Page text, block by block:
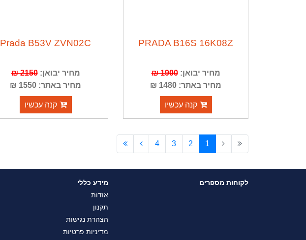
PRADA B16S 16K08Z
מחיר יבואן:1900 ₪
מחיר באתר: 1480 ₪
קנה עכשיו
Prada B53V ZVN02C
מחיר יבואן:2150 ₪
מחיר באתר: 1550 ₪
קנה עכשיו
1
2
3
4
לקוחות מספרים
מידע כללי
אודות
תקנון
הצהרת נגישות
מדיניות פרטיות